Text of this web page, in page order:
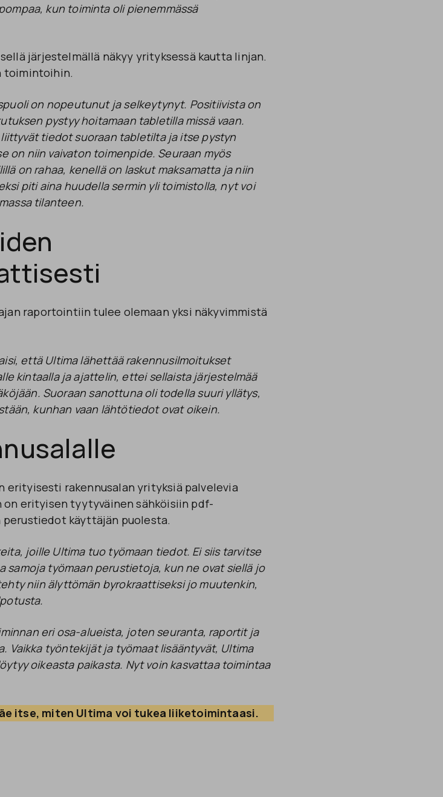
kun toiminta oli pienemmässä
järjestelmällä näkyy yrityksessä kautta linjan.
toimintoihin.
on nopeutunut ja selkeytynyt. Positiivista on
pystyy hoitamaan tabletilla missä vaan.
tiedotsuoraan tabletilta ja itse pystyn
on niin vaivaton toimenpide. Seuraan myös
on rahaa, kenellä on laskut maksamatta ja niin
piti aina huudella sermin yli toimistolla, nyt voi
tilanteen.
raportointiin tulee olemaan yksi näkyvimmistä
että Ultima lähettää rakennusilmoitukset
kintaalla ja ajattelin, ettei sellaista järjestelmää
Suoraan sanottuna oli todella suuri yllätys,
kunhan vaan lähtötiedot ovat oikein.
erityisesti rakennusalan yrityksiä palvelevia
on erityisen tyytyväinen sähköisiin pdf-
käyttäjän puolesta.
joille Ultima tuo työmaan tiedot. Ei siis tarvitse
samoja työmaan perustietoja, kun ne ovat siellä jo
niin älyttömän byrokraattiseksi jo muutenkin,
eri osa-alueista, joten seuranta, raportit ja
Vaikka työntekijät ja työmaat lisääntyvät, Ultima
oikeasta paikasta. Nyt voin kasvattaa toimintaa
itse, miten Ultima voi tukea liiketoimintaasi.